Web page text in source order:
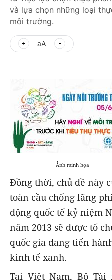
và lựa chọn những loại
môi trường.
aA
Ảnh minh họa
Đồng thời, chủ đề này
toàn cầu chống lãng
động quốc tế kỷ niệm
năm 2013 sẽ được tổ
quốc gia đang tiến
kinh tế xanh.
Tại Việt Nam, Bộ